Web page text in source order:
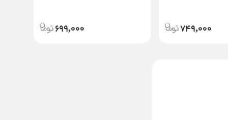
749,000
699,000